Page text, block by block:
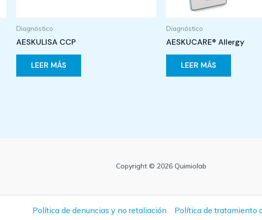
Diagnóstico
AESKULISA CCP
LEER MÁS
Diagnóstico
AESKUCARE® Allergy
LEER MÁS
Copyright © 2026 Quimiolab
Política de denuncias y no retaliación Política de tratamiento